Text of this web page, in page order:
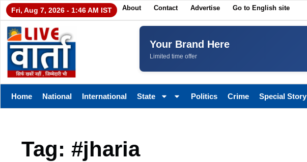
Fri, Aug 7, 2026 - 1:46 AM IST About Contact Advertise Go to English site
Your Brand Here
Limited time offer
Home National International State Politics Crime Special Story
Tag: #jharia